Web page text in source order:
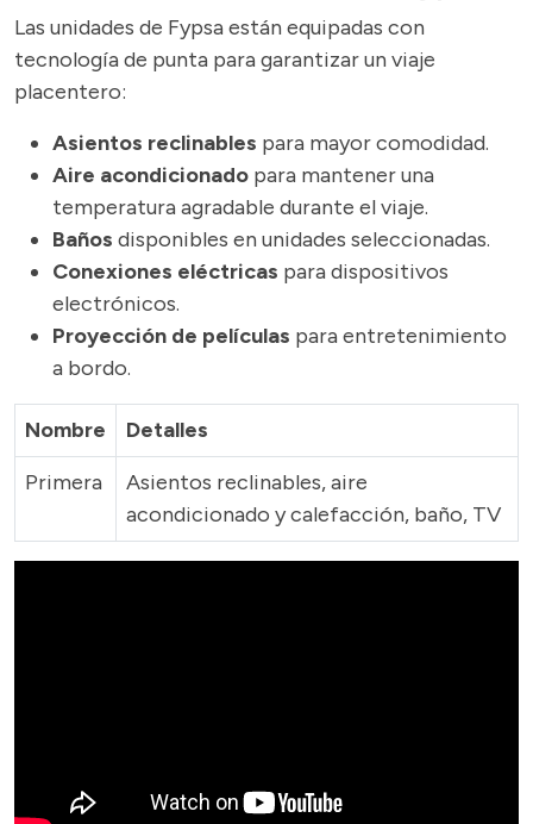
Las unidades de Fypsa están equipadas con
tecnología de punta para garantizar un viaje
placentero:
Asientos reclinables para mayor comodidad.
Aire acondicionado para mantener una
temperatura agradable durante el viaje.
Baños disponibles en unidades seleccionadas.
Conexiones eléctricas para dispositivos
electrónicos.
Proyección de películas para entretenimiento
a bordo.
Nombre
Detalles
Primera
Asientos reclinables, aire
acondicionado y calefacción, baño, TV